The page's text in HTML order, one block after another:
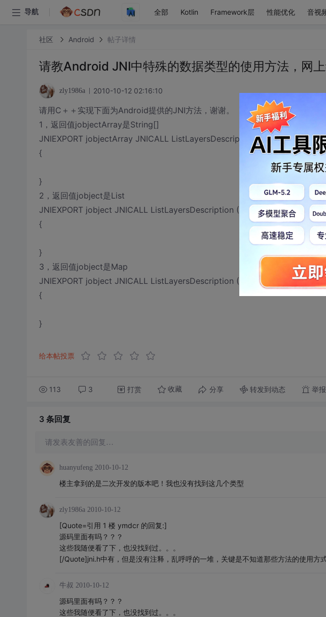
导航 全部 Kotlin Framework层 性能优化 音视
社区 Android 帖子详情
请教Android JNI中特殊的数据类型的使用方法，网
zly1986a 2010-10-12 02:16:10
请用C＋＋实现下面为Android提供的JNI方法，谢谢。
1，返回值jobjectArray是String[]
JNIEXPORT jobjectArray JNICALL ListLayersDescription (JNIEnv * env,
{
}
2，返回值jobject是List
JNIEXPORT jobject JNICALL ListLayersDescription (JNIEnv * env, jclass)
{
}
3，返回值jobject是Map
JNIEXPORT jobject JNICALL ListLayersDescription (JNIEnv * env, jclass)
{
}
给本帖投票
113 3 打赏 收藏 分享 转发到动态 举报
3 条回复
请发表友善的回复…
huanyufeng 2010-10-12
楼主拿到的是二次开发的版本吧！我也没有找到这几个类型
zly1986a 2010-10-12
[Quote=引用 1 楼 ymdcr 的回复:]
源码里面有吗？？？
这些我随便看了下，也没找到过。。。
[/Quote]jni.h中有，但是没有注释，乱呼呼的一堆，关键是不知道那些方法的使用方式
牛叔 2010-10-12
源码里面有吗？？？
这些我随便看了下，也没找到过。。。